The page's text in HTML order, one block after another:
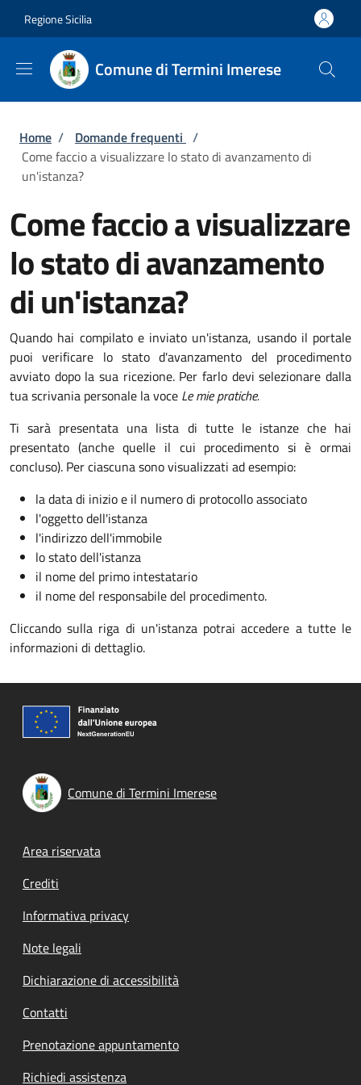
Regione Sicilia
Comune di Termini Imerese
Briciole di pane
Home / Domande frequenti /
Come faccio a visualizzare lo stato di avanzamento di
un'istanza?
Come faccio a visualizzare
lo stato di avanzamento
di un'istanza?
Quando hai compilato e inviato un'istanza, usando il portale
puoi verificare lo stato d'avanzamento del procedimento
avviato dopo la sua ricezione. Per farlo devi selezionare dalla
tua scrivania personale la voce Le mie pratiche.
Ti sarà presentata una lista di tutte le istanze che hai
presentato (anche quelle il cui procedimento si è ormai
concluso). Per ciascuna sono visualizzati ad esempio:
la data di inizio e il numero di protocollo associato
l'oggetto dell'istanza
l'indirizzo dell'immobile
lo stato dell'istanza
il nome del primo intestatario
il nome del responsabile del procedimento.
Cliccando sulla riga di un'istanza potrai accedere a tutte le
informazioni di dettaglio.
Comune di Termini Imerese
Footer menu
Area riservata
Crediti
Informativa privacy
Note legali
Dichiarazione di accessibilità
Contatti
Prenotazione appuntamento
Richiedi assistenza